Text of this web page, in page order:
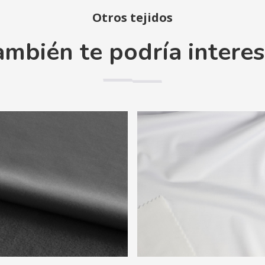
Otros tejidos
te podría